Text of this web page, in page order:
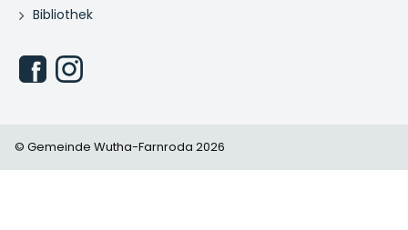
Bibliothek
© Gemeinde Wutha-Farnroda 2026